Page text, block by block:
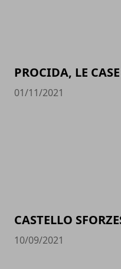
PROCIDA, LE
01/11/2021
CASTELLO
10/09/2021